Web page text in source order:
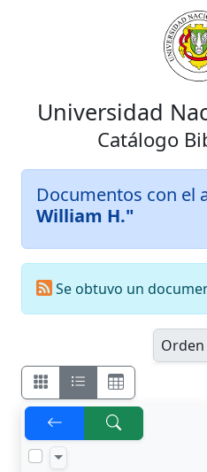
Universidad
Catálogo
Documentos con el
William H."
Se obtuvo un
Orden